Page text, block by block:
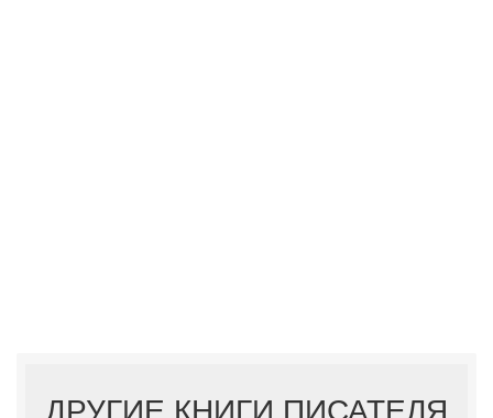
ДРУГИЕ КНИГИ ПИСАТЕЛЯ